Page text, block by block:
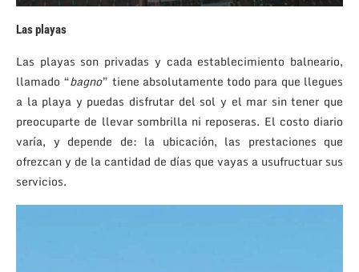
Las playas
Las playas son privadas y cada establecimiento balneario,
llamado “bagno” tiene absolutamente todo para que llegues
a la playa y puedas disfrutar del sol y el mar sin tener que
preocuparte de llevar sombrilla ni reposeras. El costo diario
varía, y depende de: la ubicación, las prestaciones que
ofrezcan y de la cantidad de días que vayas a usufructuar sus
servicios.